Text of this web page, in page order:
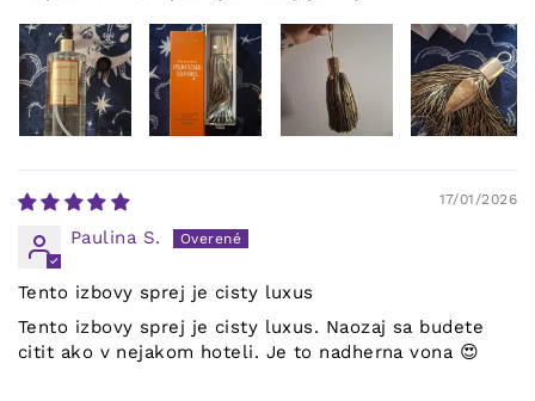
17/01/2026
Paulina S.
Tento izbovy sprej je cisty luxus
Tento izbovy sprej je cisty luxus. Naozaj sa budete
citit ako v nejakom hoteli. Je to nadherna vona 😍